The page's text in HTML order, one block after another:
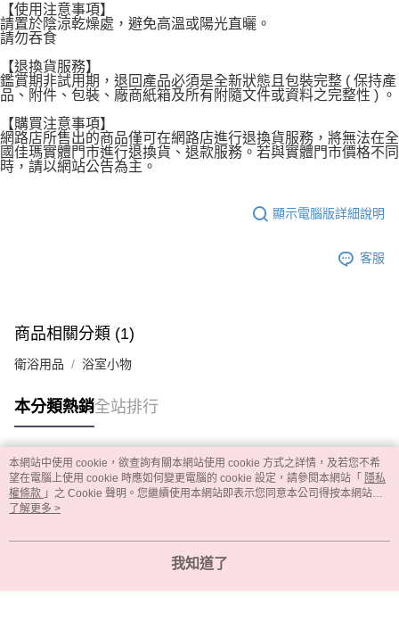
【使用注意事項】
請置於陰涼乾燥處，避免高溫或陽光直曬。
請勿吞食
【退換貨服務】
鑑賞期非試用期，退回產品必須是全新狀態且包裝完整 ( 保持產
品、附件、包裝、廠商紙箱及所有附隨文件或資料之完整性 ) 。
【購買注意事項】
網路店所售出的商品僅可在網路店進行退換貨服務，將無法在全
國佳瑪實體門市進行退換貨、退款服務。若與實體門市價格不同
時，請以網站公告為主。
顯示電腦版詳細說明
客服
商品相關分類 (1)
衛浴用品 浴室小物
本分類熱銷全站排行
熱門標籤
本網站中使用 cookie，欲查詢有關本網站使用 cookie 方式之詳情，及若您不希
望在電腦上使用 cookie 時應如何變更電腦的 cookie 設定，請參閱本網站「 隱私
權條款 」之 Cookie 聲明。您繼續使用本網站即表示您同意本公司得按本網站使
用條款之 Cookie 聲明使用 cookie。
了解更多 >
我知道了